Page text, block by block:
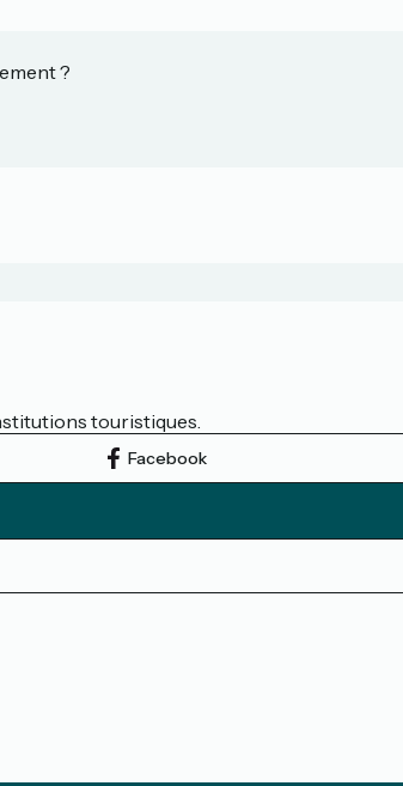
?
touristiques.
Facebook